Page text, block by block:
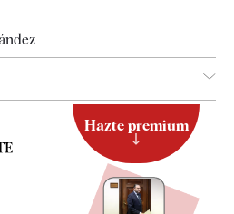
Hazte premium